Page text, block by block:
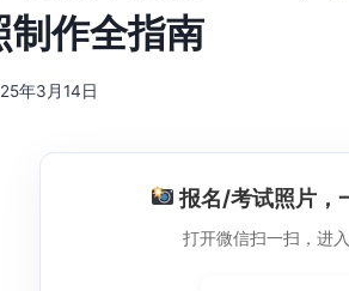
制作全指南
年3月14日
报名/考试照片，
打开微信扫一扫，进